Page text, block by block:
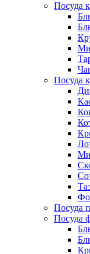
Посуда
Посуда
Посуда
Посуда